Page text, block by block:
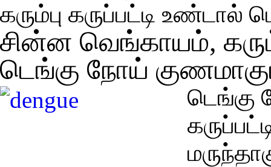
கரும்பு கருப்பட்டி
சின்ன வெங்காயம்,
டெங்கு நோய்
டெங்கு